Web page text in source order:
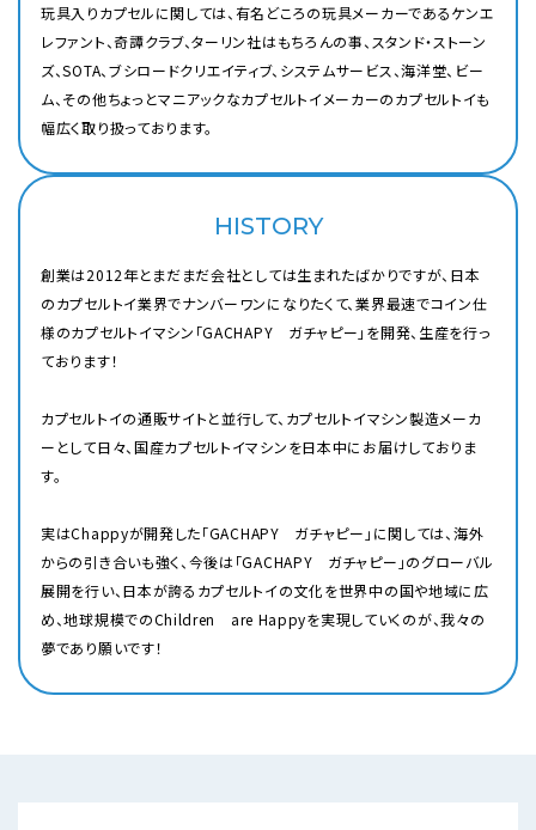
玩具入りカプセルに関しては、有名どころの玩具メーカーであるケンエ
レファント、奇譚クラブ、ターリン社はもちろんの事、スタンド・ストーン
ズ、SOTA、ブシロードクリエイティブ、システムサービス、海洋堂、ビー
ム、その他ちょっとマニアックなカプセルトイメーカーのカプセルトイも
幅広く取り扱っております。
HISTORY
創業は2012年とまだまだ会社としては生まれたばかりですが、日本
のカプセルトイ業界でナンバーワンになりたくて、業界最速でコイン仕
様のカプセルトイマシン「GACHAPY ガチャピー」を開発、生産を行っ
ております！
カプセルトイの通販サイトと並行して、カプセルトイマシン製造メーカ
ーとして日々、国産カプセルトイマシンを日本中にお届けしておりま
す。
実はChappyが開発した「GACHAPY ガチャピー」に関しては、海外
からの引き合いも強く、今後は「GACHAPY ガチャピー」のグローバル
展開を行い、日本が誇るカプセルトイの文化を世界中の国や地域に広
め、地球規模でのChildren are Happyを実現していくのが、我々の
夢であり願いです！